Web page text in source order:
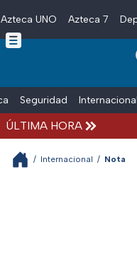
Skip to main content
Azteca UNO Azteca 7
Seguridad Internacional
ÚLTIMA HORA
/ Internacional / Nota